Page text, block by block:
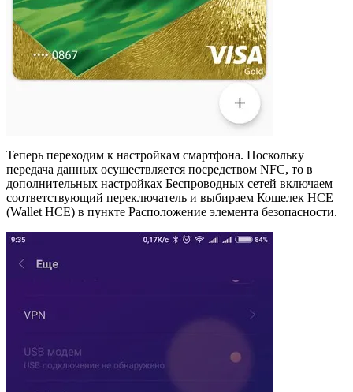
Теперь переходим к настройкам смартфона. Поскольку
передача данных осуществляется посредством NFC, то в
дополнительных настройках Беспроводных сетей включаем
соответствующий переключатель и выбираем Кошелек HCE
(Wallet HCE) в пункте Расположение элемента безопасности.